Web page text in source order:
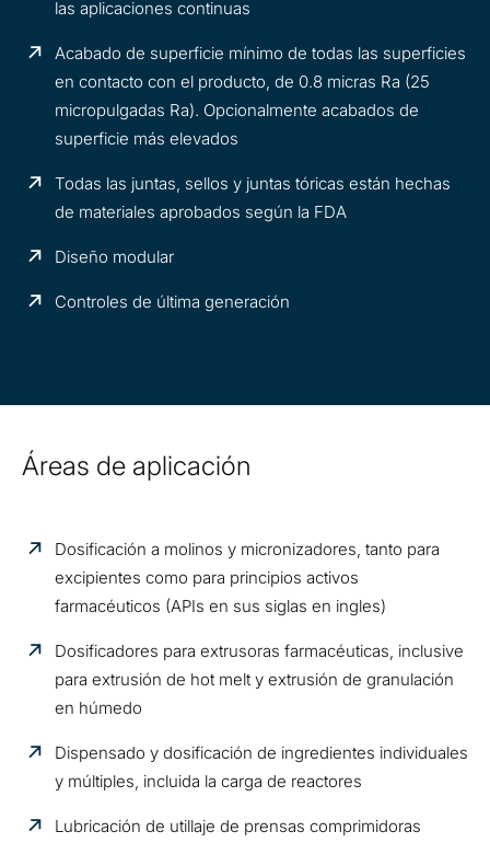
las aplicaciones continuas
Acabado de superficie mínimo de todas las superficies
en contacto con el producto, de 0.8 micras Ra (25
micropulgadas Ra). Opcionalmente acabados de
superficie más elevados
Todas las juntas, sellos y juntas tóricas están hechas
de materiales aprobados según la FDA
Diseño modular
Controles de última generación
Áreas de aplicación
Dosificación a molinos y micronizadores, tanto para
excipientes como para principios activos
farmacéuticos (APIs en sus siglas en ingles)
Dosificadores para extrusoras farmacéuticas, inclusive
para extrusión de hot melt y extrusión de granulación
en húmedo
Dispensado y dosificación de ingredientes individuales
y múltiples, incluida la carga de reactores
Lubricación de utillaje de prensas comprimidoras